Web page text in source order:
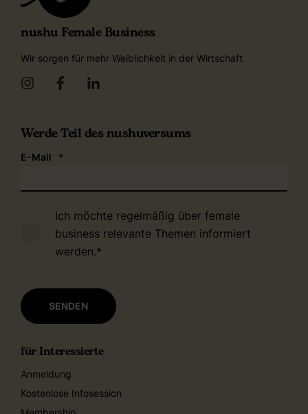
nushu Female Business
Wir sorgen für mehr Weiblichkeit in der Wirtschaft
Werde Teil des nushuversums
E-Mail *
Ich möchte regelmäßig über female
business relevante Themen informiert
werden.*
für Interessierte
Anmeldung
Kostenlose Infosession